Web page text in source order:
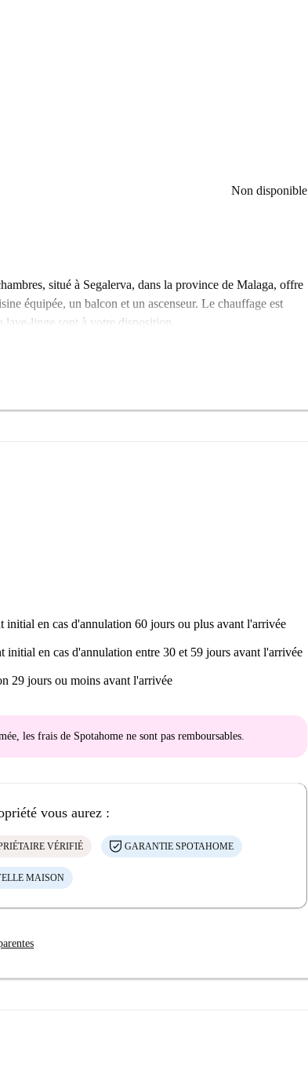
Non disponible
situé à Segalerva, dans la province de Malaga, offre
équipée, un balcon et un ascenseur. Le chauffage est
linge sont à votre disposition.
Kunst. De nombreux restaurants, tels que Mesón
initial en cas d'annulation 60 jours ou plus avant l'arrivée
initial en cas d'annulation entre 30 et 59 jours avant l'arrivée
29 jours ou moins avant l'arrivée
les frais de Spotahome ne sont pas remboursables.
vous aurez :
VÉRIFIÉ GARANTIE SPOTAHOME
MAISON